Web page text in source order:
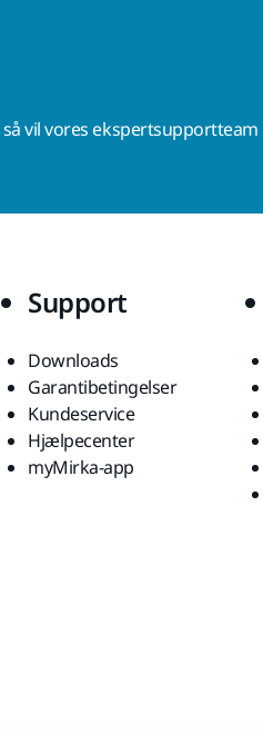
så vil vores
Support
Downloads
Garantibetingelser
Kundeservice
Hjælpecenter
myMirka-app